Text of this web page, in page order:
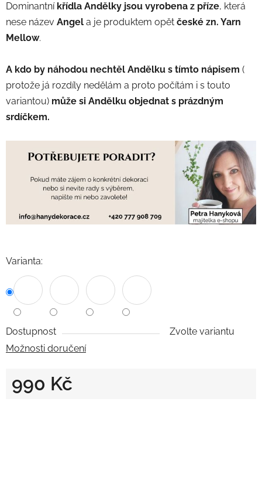
Dominantní křídla Andělky jsou vyrobena z příze, která
nese název Angel a je produktem opět české zn. Yarn
Mellow.
A kdo by náhodou nechtěl Andělku s tímto nápisem (
protože já rozdíly nedělám a proto počítám i s touto
variantou) může si Andělku objednat s prázdným
srdíčkem.
Varianta:
Dostupnost
Zvolte variantu
Možnosti doručení
990 Kč